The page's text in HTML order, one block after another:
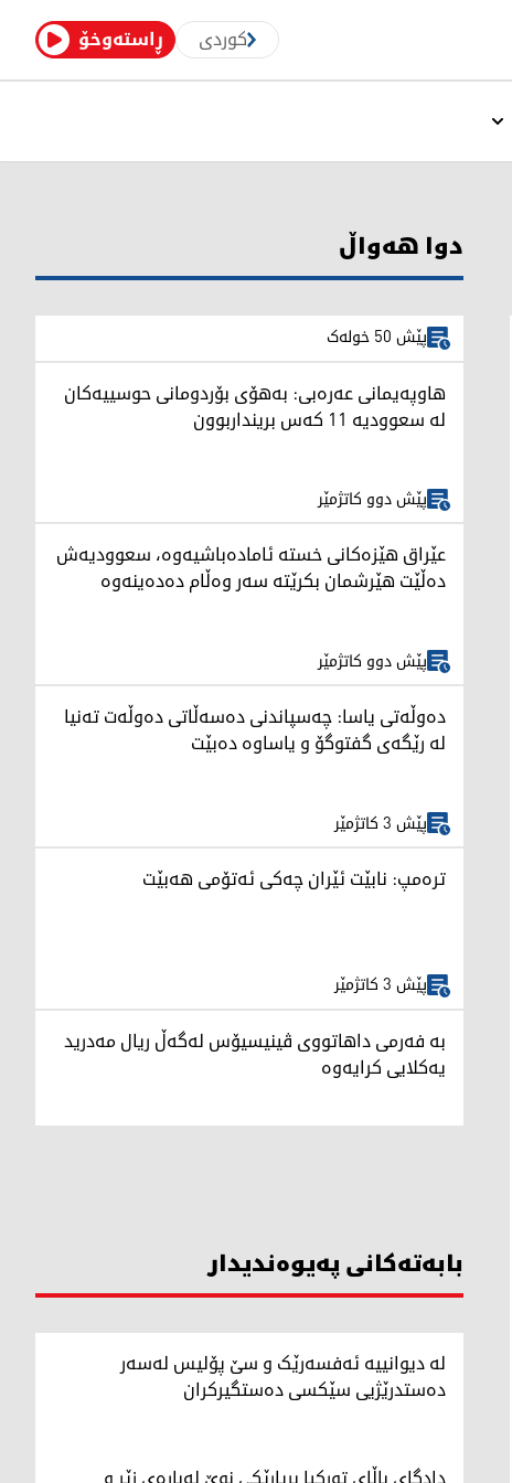
ڕاستەوخۆ کوردی
دوا هەواڵ
پێش 50 خولەک
هاوپەیمانی عەرەبی: بەهۆی بۆردومانی حوسییەکان
لە سعوودیە 11 کەس برینداربوون
پێش دوو کاتژمێر
عێراق هێزەکانی خستە ئامادەباشیەوە، سعوودیەش
دەڵێت هێرشمان بکرێتە سەر وەڵام دەدەینەوە
پێش دوو کاتژمێر
دەوڵەتی یاسا: چەسپاندنی دەسەڵاتی دەوڵەت تەنیا
لە رێگەی گفتوگۆ و یاساوە دەبێت
پێش 3 کاتژمێر
ترەمپ: نابێت ئێران چەکی ئەتۆمی هەبێت
پێش 3 کاتژمێر
بە فەرمی داهاتووی ڤینیسیۆس لەگەڵ ریال مەدرید
یەکلایی کرایەوە
بابەتەکانی پەیوەندیدار
لە دیوانییە ئەفسەرێک و سێ پۆلیس لەسەر
دەستدرێژیی سێکسی دەستگیرکران